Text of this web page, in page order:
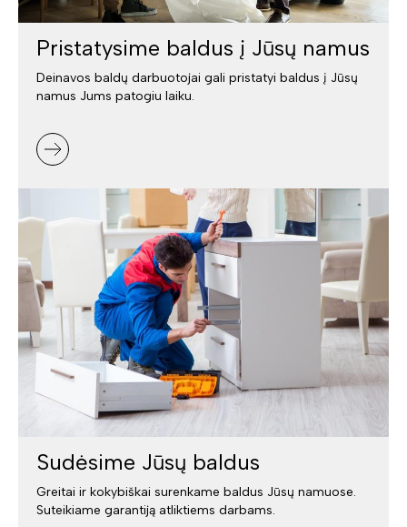
Pristatysime baldus į Jūsų namus
Deinavos baldų darbuotojai gali pristatyi baldus į Jūsų
namus Jums patogiu laiku.
Sudėsime Jūsų baldus
Greitai ir kokybiškai surenkame baldus Jūsų namuose.
Suteikiame garantiją atliktiems darbams.